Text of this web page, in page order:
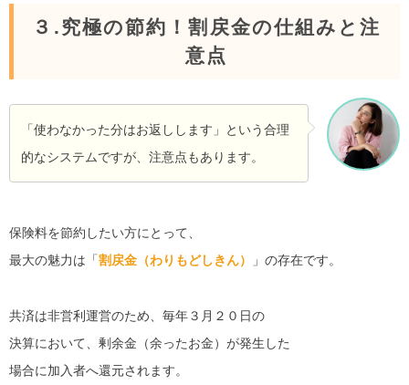
３.究極の節約！割戻金の仕組みと注
意点
「使わなかった分はお返しします」という合理
的なシステムですが、注意点もあります。
保険料を節約したい方にとって、
最大の魅力は「割戻金（わりもどしきん） 」の存在です。
共済は非営利運営のため、毎年３月２０日の
決算において、剰余金（余ったお金）が発生した
場合に加入者へ還元されます。